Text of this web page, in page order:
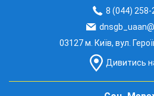
8 (044) 258-
03127 м. Київ, вул.
Дивитись